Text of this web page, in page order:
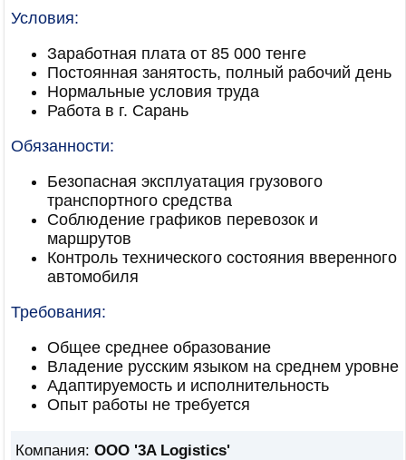
Условия:
Заработная плата от 85 000 тенге
Постоянная занятость, полный рабочий день
Нормальные условия труда
Работа в г. Сарань
Обязанности:
Безопасная эксплуатация грузового
транспортного средства
Соблюдение графиков перевозок и
маршрутов
Контроль технического состояния вверенного
автомобиля
Требования:
Общее среднее образование
Владение русским языком на среднем уровне
Адаптируемость и исполнительность
Опыт работы не требуется
Компания: ООО '3A Logistics'